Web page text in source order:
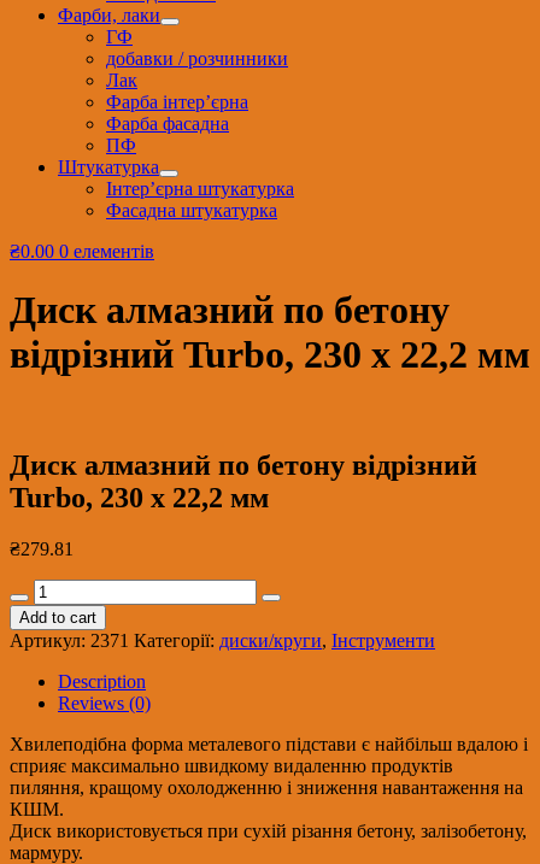
Фарби, лаки
ГФ
добавки / розчинники
Лак
Фарба інтер’єрна
Фарба фасадна
ПФ
Штукатурка
Інтер’єрна штукатурка
Фасадна штукатурка
₴0.00 0 елементів
Диск алмазний по бетону
відрізний Turbo, 230 х 22,2 мм
Диск алмазний по бетону відрізний
Turbo, 230 х 22,2 мм
₴279.81
Диск
алмазний
по
бетону
відрізний
Turbo,
230
х
22,2
мм
quantity
Add to cart
Артикул: 2371 Категорії: диски/круги, Інструменти
Description
Reviews (0)
Хвилеподібна форма металевого підстави є найбільш вдалою і
сприяє максимально швидкому видаленню продуктів
пиляння, кращому охолодженню і зниження навантаження на
КШМ.
Диск використовується при сухій різання бетону, залізобетону,
мармуру.